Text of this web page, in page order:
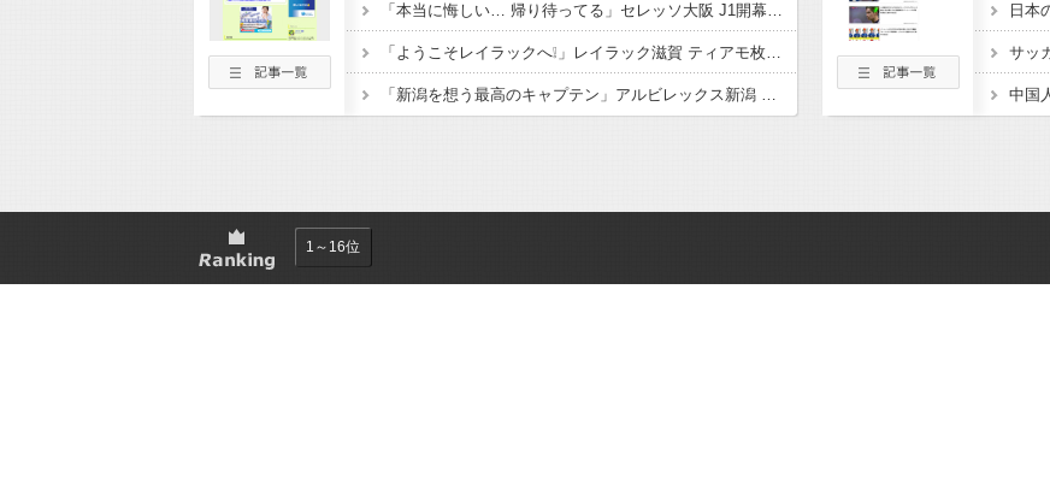
「本当に悔しい… 帰り待ってる」セレッソ大阪 J1開幕目前に大きな痛手 MF柴山昌也がトレーニングマッチ中に負傷 左ひざ複合じん帯損傷と診断 長期離脱も
「ようこそレイラックへ❕」レイラック滋賀 ティアモ枚方から MF松原 海斗が期限付き移籍で加入することを発表‼「チームの勝利に貢献できるよう全力で戦っていきます」
「新潟を想う最高のキャプテン」アルビレックス新潟 2026-27シーズンのキャプテンにDF舞行龍ジェームズが就任することを発表！副主将には4選手が就任「一体感のある『ONE TEAM』を」
1～16位